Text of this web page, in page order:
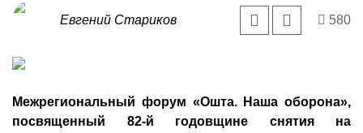
Евгений Стариков 580
Межрегиональный форум «Ошта. Наша оборона»,
посвященный 82-й годовщине снятия на